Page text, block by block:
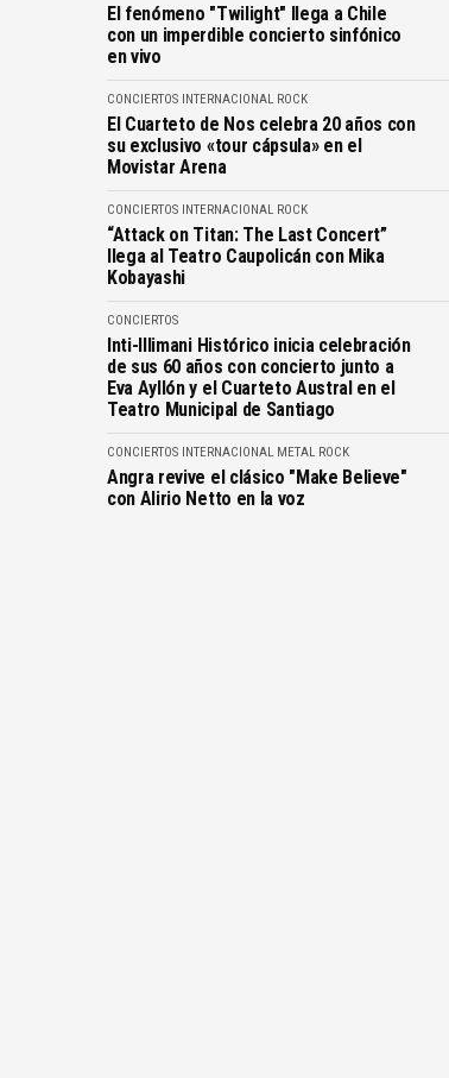
El fenómeno "Twilight" llega a Chile
con un imperdible concierto sinfónico
en vivo
CONCIERTOS INTERNACIONAL ROCK
El Cuarteto de Nos celebra 20 años con
su exclusivo «tour cápsula» en el
Movistar Arena
CONCIERTOS INTERNACIONAL ROCK
“Attack on Titan: The Last Concert”
llega al Teatro Caupolicán con Mika
Kobayashi
CONCIERTOS
Inti-Illimani Histórico inicia celebración
de sus 60 años con concierto junto a
Eva Ayllón y el Cuarteto Austral en el
Teatro Municipal de Santiago
CONCIERTOS INTERNACIONAL METAL ROCK
Angra revive el clásico "Make Believe"
con Alirio Netto en la voz